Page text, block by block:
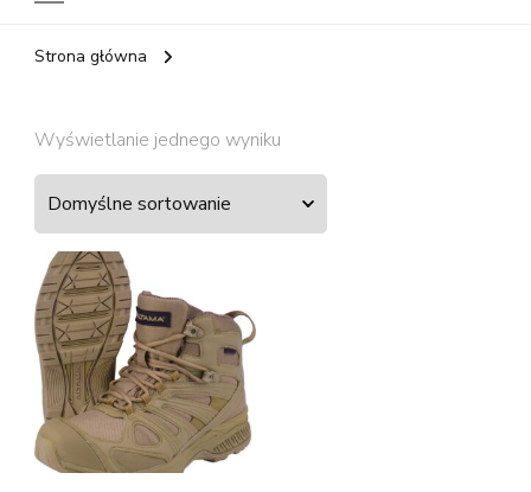
Strona główna
Wyświetlanie jednego wyniku